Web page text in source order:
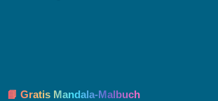
📘 Gratis Mandala-Malbuch